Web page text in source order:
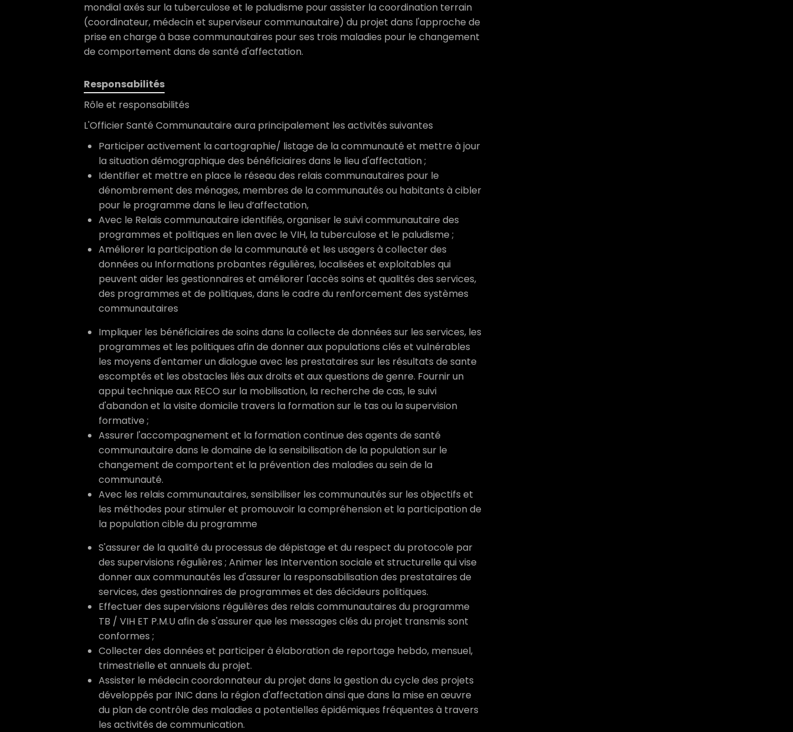
mondial axés sur la tuberculose et le paludisme pour assister la coordination terrain
(coordinateur, médecin et superviseur communautaire) du projet dans l'approche de
prise en charge à base communautaires pour ses trois maladies pour le changement
de comportement dans de santé d'affectation.
Responsabilités
Rôle et responsabilités
L'Officier Santé Communautaire aura principalement les activités suivantes
Participer activement la cartographie/ listage de la communauté et mettre à jour
la situation démographique des bénéficiaires dans le lieu d'affectation ;
Identifier et mettre en place le réseau des relais communautaires pour le
dénombrement des ménages, membres de la communautés ou habitants à cibler
pour le programme dans le lieu d’affectation,
Avec le Relais communautaire identifiés, organiser le suivi communautaire des
programmes et politiques en lien avec le VIH, la tuberculose et le paludisme ;
Améliorer la participation de la communauté et les usagers à collecter des
données ou Informations probantes régulières, localisées et exploitables qui
peuvent aider les gestionnaires et améliorer l'accès soins et qualités des services,
des programmes et de politiques, dans le cadre du renforcement des systèmes
communautaires
Impliquer les bénéficiaires de soins dans la collecte de données sur les services, les
programmes et les politiques afin de donner aux populations clés et vulnérables
les moyens d'entamer un dialogue avec les prestataires sur les résultats de sante
escomptés et les obstacles liés aux droits et aux questions de genre. Fournir un
appui technique aux RECO sur la mobilisation, la recherche de cas, le suivi
d'abandon et la visite domicile travers la formation sur le tas ou la supervision
formative ;
Assurer l'accompagnement et la formation continue des agents de santé
communautaire dans le domaine de la sensibilisation de la population sur le
changement de comportent et la prévention des maladies au sein de la
communauté.
Avec les relais communautaires, sensibiliser les communautés sur les objectifs et
les méthodes pour stimuler et promouvoir la compréhension et la participation de
la population cible du programme
S'assurer de la qualité du processus de dépistage et du respect du protocole par
des supervisions régulières ; Animer les Intervention sociale et structurelle qui vise
donner aux communautés les d'assurer la responsabilisation des prestataires de
services, des gestionnaires de programmes et des décideurs politiques.
Effectuer des supervisions régulières des relais communautaires du programme
TB / VIH ET P.M.U afin de s'assurer que les messages clés du projet transmis sont
conformes ;
Collecter des données et participer à élaboration de reportage hebdo, mensuel,
trimestrielle et annuels du projet.
Assister le médecin coordonnateur du projet dans la gestion du cycle des projets
développés par INIC dans la région d'affectation ainsi que dans la mise en œuvre
du plan de contrôle des maladies a potentielles épidémiques fréquentes à travers
les activités de communication.